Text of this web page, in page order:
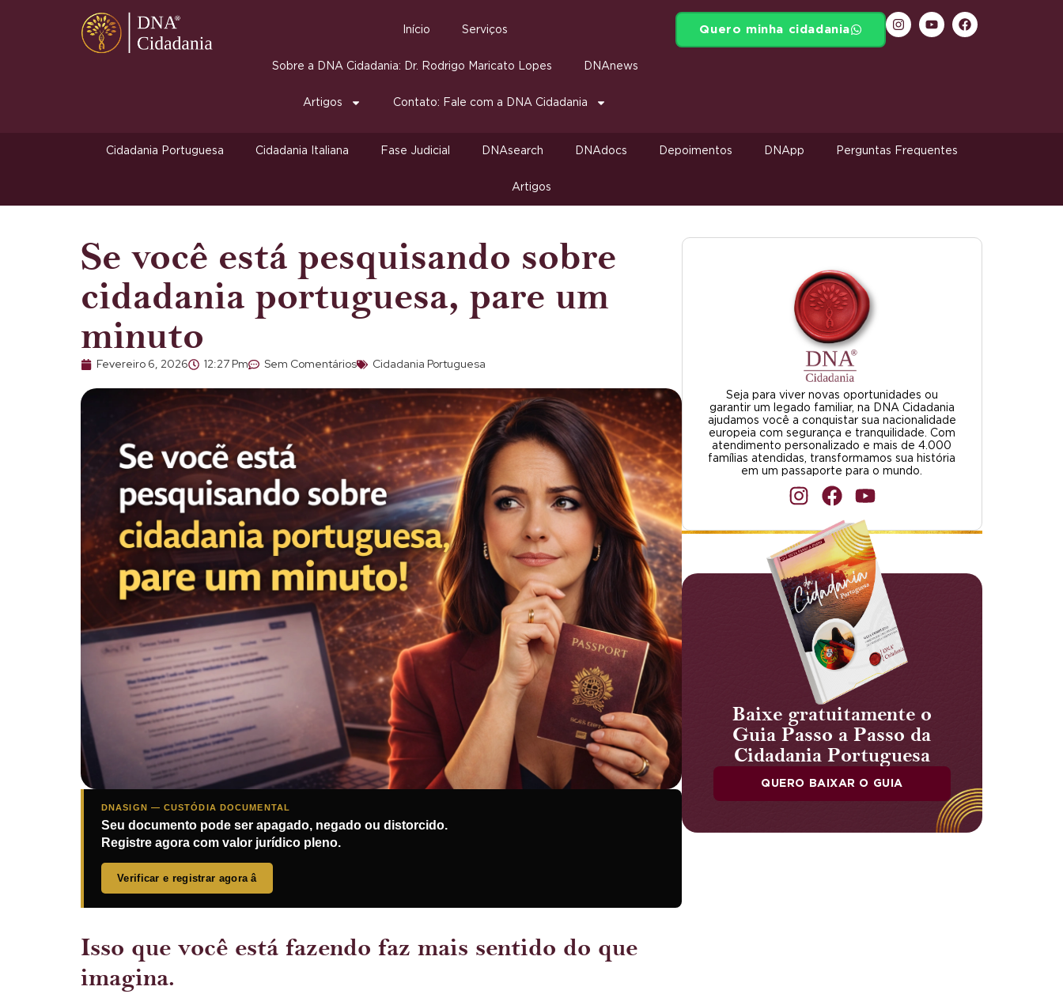
Início Serviços
Sobre a DNA Cidadania: Dr. Rodrigo Maricato Lopes DNAnews
Artigos Contato: Fale com a DNA Cidadania
Quero minha cidadania
Cidadania Portuguesa Cidadania Italiana Fase Judicial DNAsearch DNAdocs Depoimentos DNApp Perguntas Frequentes
Artigos
Se você está pesquisando sobre
cidadania portuguesa, pare um
minuto
Fevereiro 6, 2026 12:27 Pm Sem Comentários Cidadania Portuguesa
DNASIGN — CUSTÓDIA DOCUMENTAL
Seu documento pode ser apagado, negado ou distorcido.
Registre agora com valor jurídico pleno.
Verificar e registrar agora â
Isso que você está fazendo faz mais sentido do que
imagina.
Seja para viver novas oportunidades ou
garantir um legado familiar, na DNA Cidadania
ajudamos você a conquistar sua nacionalidade
europeia com segurança e tranquilidade. Com
atendimento personalizado e mais de 4.000
famílias atendidas, transformamos sua história
em um passaporte para o mundo.
Baixe gratuitamente o
Guia Passo a Passo da
Cidadania Portuguesa
QUERO BAIXAR O GUIA